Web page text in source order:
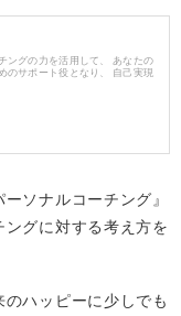
ングの力を活用して、 あなたの
のサポート役となり、 自己実現
ソナルコーチング』
グに対する考え方を
ハッピーに少しでも